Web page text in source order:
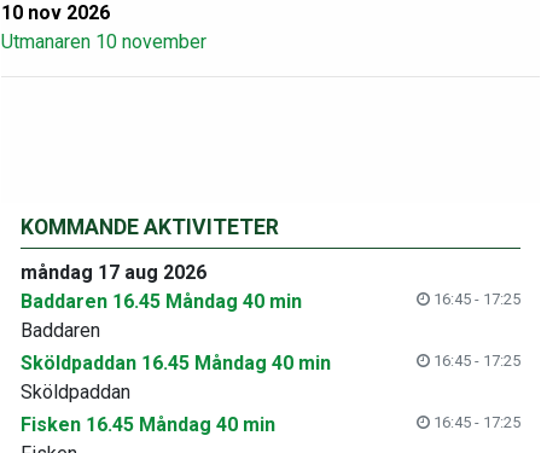
10 nov 2026
Utmanaren 10 november
KOMMANDE AKTIVITETER
måndag 17 aug 2026
Baddaren 16.45 Måndag 40 min
16:45 - 17:25
Baddaren
Sköldpaddan 16.45 Måndag 40 min
16:45 - 17:25
Sköldpaddan
Fisken 16.45 Måndag 40 min
16:45 - 17:25